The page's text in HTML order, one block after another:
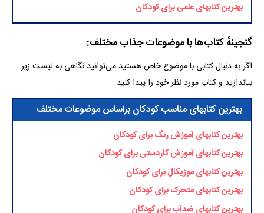
بهترین کتابهای علمی برای کودکان
گنجینهٔ کتاب‌ها با موضوعات جذاب مختلف:
اگر به دنبال کتابی با موضوع خاص هستید می‌توانید نگاهی به لیست زیر
بیاندازید و کتاب مورد نظر خود را پیدا کنید.
بهترین کتابهای مناسب کودکان براساس موضوعات مختلف
بهترین کتابهای آموزش رنگ برای کودکان
بهترین کتابهای آموزش کاردستی برای کودکان
بهترین کتابهای موزیکال برای کودکان
بهترین کتابهای متحرک برای کودکان
بهترین کتابهای ضدآب برای کودکان